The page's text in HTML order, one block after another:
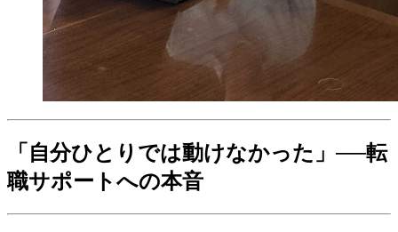
「自分ひとりでは動けなかった」──転
職サポートへの本音